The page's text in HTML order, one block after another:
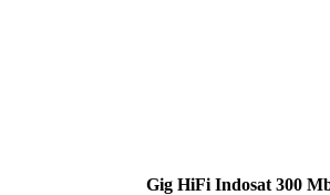
Gig HiFi Indosat 300